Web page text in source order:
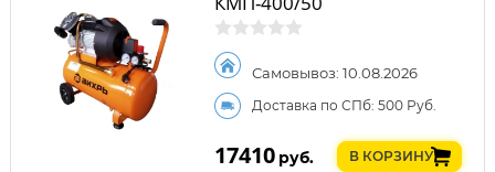
Самовывоз: 10.08.2026
Доставка по СПб: 500 Руб.
17410 руб. В КОРЗИНУ